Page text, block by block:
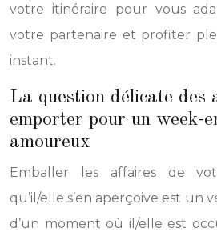
votre itinéraire pour vous
votre partenaire et profiter
instant.
La question délicate des
emporter pour un week-
amoureux
Emballer les affaires de
qu’il/elle s’en aperçoive est un
d’un moment où il/elle est